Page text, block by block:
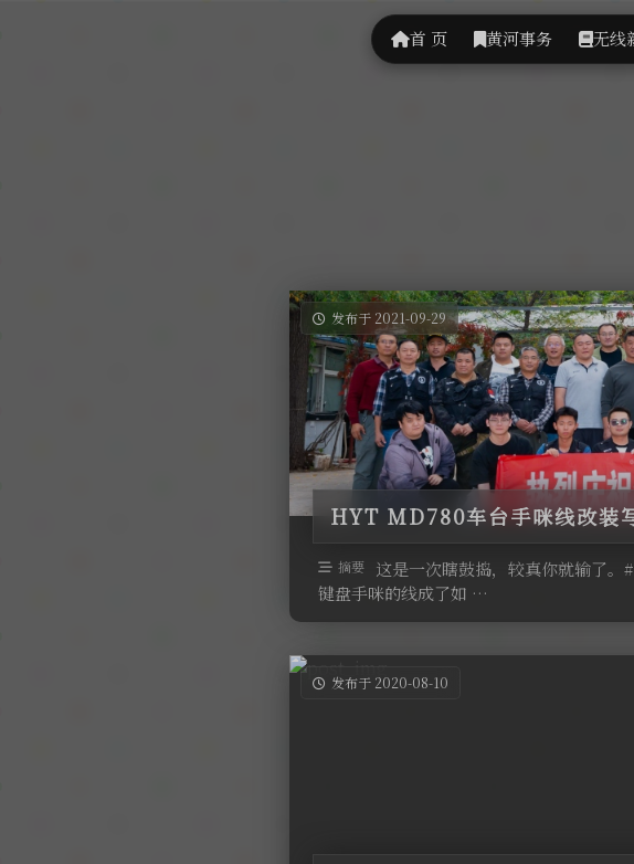
首 页 黄河事务 无线
发布于 2021-09-29
HYT MD780车台手咪线改装
摘要
这是一次瞎鼓捣，较真你就输了
键盘手咪的线成了如 …
发布于 2020-08-10